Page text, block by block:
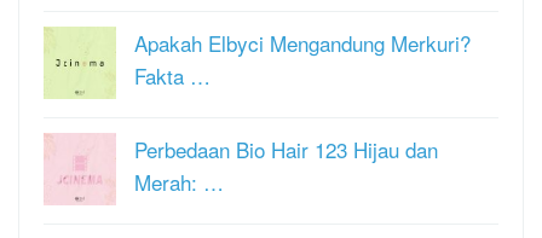
Apakah Elbyci Mengandung Merkuri?
Fakta …
Perbedaan Bio Hair 123 Hijau dan
Merah: …